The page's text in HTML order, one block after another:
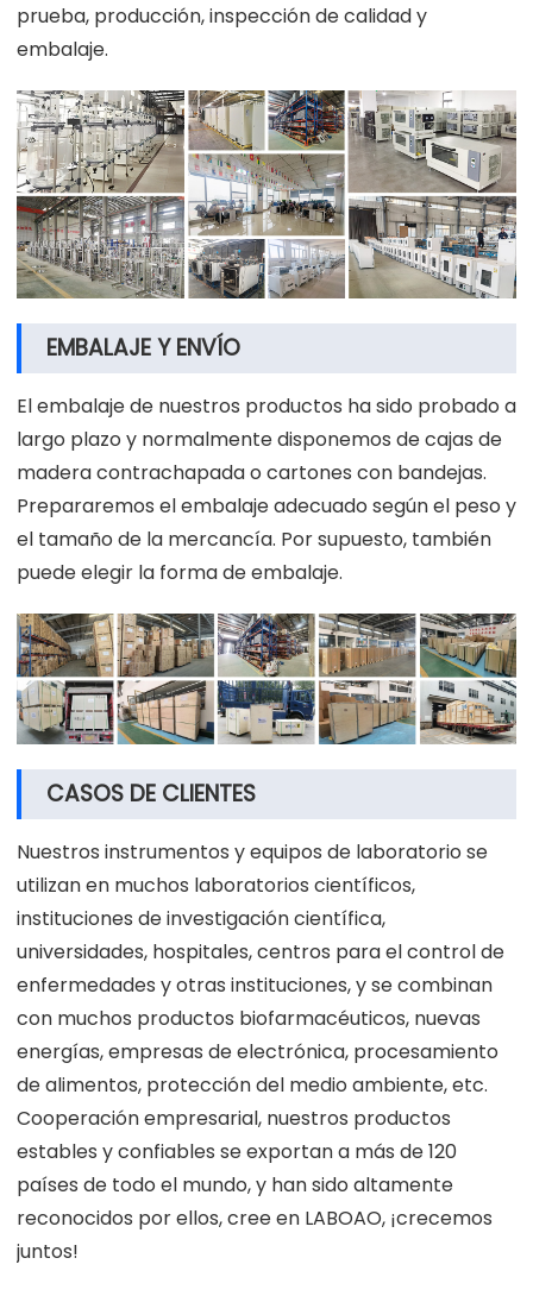
prueba, producción, inspección de calidad y
embalaje.
EMBALAJE Y ENVÍO
El embalaje de nuestros productos ha sido probado a
largo plazo y normalmente disponemos de cajas de
madera contrachapada o cartones con bandejas.
Prepararemos el embalaje adecuado según el peso y
el tamaño de la mercancía. Por supuesto, también
puede elegir la forma de embalaje.
CASOS DE CLIENTES
Nuestros instrumentos y equipos de laboratorio se
utilizan en muchos laboratorios científicos,
instituciones de investigación científica,
universidades, hospitales, centros para el control de
enfermedades y otras instituciones, y se combinan
con muchos productos biofarmacéuticos, nuevas
energías, empresas de electrónica, procesamiento
de alimentos, protección del medio ambiente, etc.
Cooperación empresarial, nuestros productos
estables y confiables se exportan a más de 120
países de todo el mundo, y han sido altamente
reconocidos por ellos, cree en LABOAO, ¡crecemos
juntos!